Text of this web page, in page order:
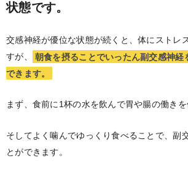
状態です。
交感神経が優位な状態が続くと、体にストレ
すが、
朝食を摂ることでいったん副交感神経
できます。
まず、食前に1杯の水を飲んで胃や腸の働きを
そしてよく噛んでゆっくり食べることで、副
とができます。